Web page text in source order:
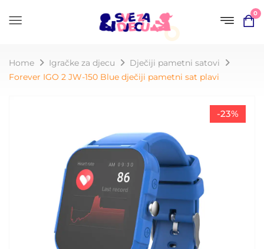
0
Home Igračke za djecu
Dječiji pametni satovi
Forever IGO 2 JW-150 Blue dječiji pametni sat plavi
-23%